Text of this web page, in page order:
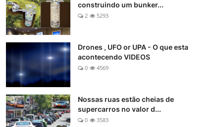
construindo um bunker...
2 5293
Drones , UFO or UPA - O que esta
acontecendo VIDEOS
0 4569
Nossas ruas estão cheias de
supercarros no valor d...
0 3583